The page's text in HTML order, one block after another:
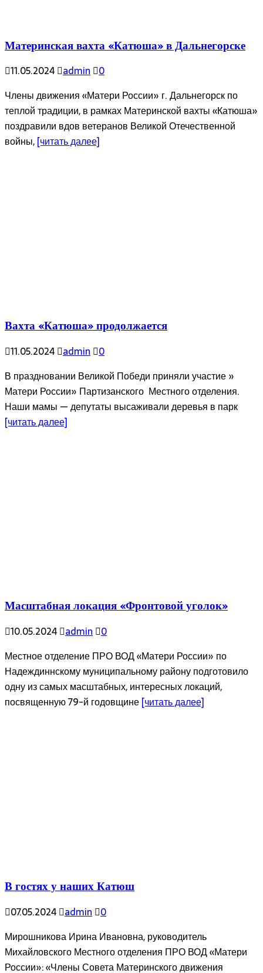
Материнская вахта «Катюша» в Дальнегорске
11.05.2024 admin 0
Члены движения «Матери России» г. Дальнегорск по
теплой традиции, в рамках Материнской вахты «Катюша»
поздравили вдов ветеранов Великой Отечественной
войны,[читать далее]
Вахта «Катюша» продолжается
11.05.2024 admin
0
В праздновании Великой Победи приняли участие »
Матери России» Партизанского Местного отделения.
Наши мамы — депутаты высаживали деревья в парк
[читать далее]
Масштабная локация «Фронтовой уголок»
10.05.2024 admin
0
Местное отделение ПРО ВОД «Матери России» по
Надеждиннскому муниципальному району подготовило
одну из самых масштабных, интересных локаций,
посвященную 79-й годовщине[читать далее]
В гостях у наших Катюш
07.05.2024 admin
0
Мирошникова Ирина Ивановна, руководитель
Михайловского Местного отделения ПРО ВОД «Матери
России»: «Члены Совета Материнского движения